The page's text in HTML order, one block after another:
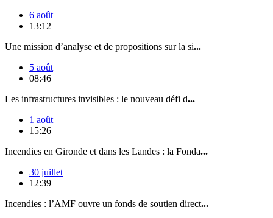
6 août
13:12
Une mission d’analyse et de propositions sur la si...
5 août
08:46
Les infrastructures invisibles : le nouveau défi d...
1 août
15:26
Incendies en Gironde et dans les Landes : la Fonda...
30 juillet
12:39
Incendies : l’AMF ouvre un fonds de soutien direct...